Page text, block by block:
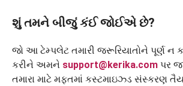
શું તમને બીજું કંઈ જોઈએ છે?
જો આ ટેમ્પલેટ તમારી જરૂરિયાતોને પૂર્ણ ન
કરીને અમને support@kerika.com પર
તમારા માટે મફતમાં કસ્ટમાઇઝ્ડ સંસ્કરણ